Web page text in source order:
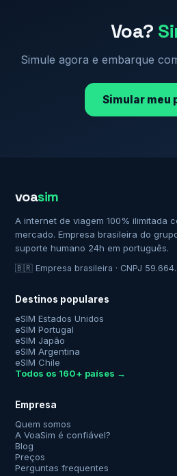
Voa?
Simule agora e embarque
Simular meu
voasim
A internet de viagem 100% ilimitada
mercado. Empresa brasileira do
suporte humano 24h em português.
🇧🇷 Empresa brasileira · CNPJ
Destinos populares
eSIM Estados Unidos
eSIM Portugal
eSIM Japão
eSIM Argentina
eSIM Chile
Todos os 160+ países →
Empresa
Quem somos
A VoaSim é confiável?
Blog
Preços
Perguntas frequentes